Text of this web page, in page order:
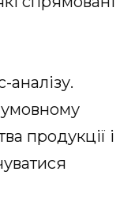
продукції і